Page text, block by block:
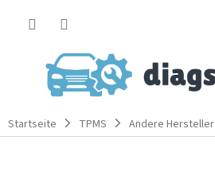
Startseite TPMS Andere Hersteller